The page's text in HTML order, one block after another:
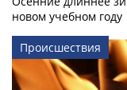
новом учебном году
Происшествия